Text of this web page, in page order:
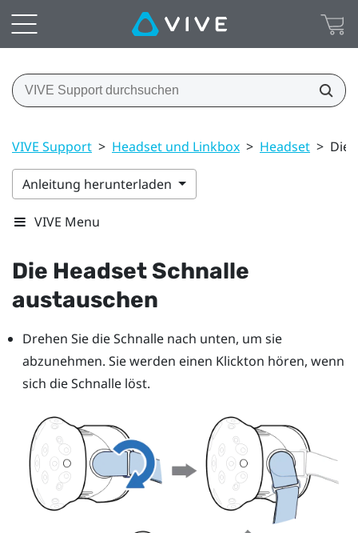
VIVE Support > Headset und Linkbox > Headset > Die
Anleitung herunterladen
VIVE Menu
Die Headset Schnalle
austauschen
Drehen Sie die Schnalle nach unten, um sie
abzunehmen. Sie werden einen Klickton hören, wenn
sich die Schnalle löst.